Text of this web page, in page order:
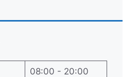
08:00 - 20:00